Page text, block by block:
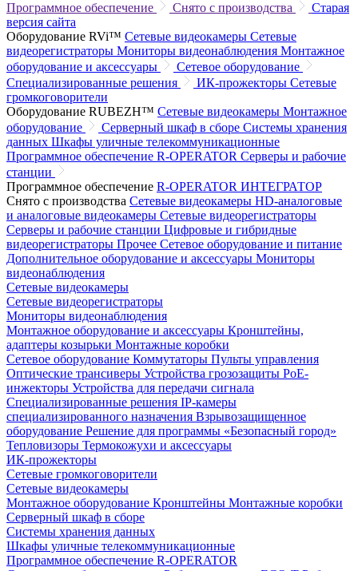
Программное обеспечение
Снято с производства
Старая
версия сайта
Оборудование RVi™ Сетевые видеокамеры Сетевые
видеорегистраторы Мониторы видеонаблюдения Монтажное
оборудование и аксессуары
Сетевое оборудование
Специализированные решения
ИК-прожекторы Сетевые
громкоговорители
Оборудование RUBEZH™ Сетевые видеокамеры Монтажное
оборудование
Серверный шкаф в сборе Системы хранения
данных Шкафы уличные телекоммуникационные
Программное обеспечение R-OPERATOR Серверы и рабочие
станции
Программное обеспечение R-OPERATOR ИНТЕГРАТОР
Снято с производства Сетевые видеокамеры HD-аналоговые
и аналоговые видеокамеры Сетевые видеорегистраторы
Серверы и рабочие станции Цифровые и гибридные
видеорегистраторы Прочее Сетевое оборудование и питание
Дополнительное оборудование и аксессуары Мониторы
видеонаблюдения
Сетевые видеокамеры
Сетевые видеорегистраторы
Мониторы видеонаблюдения
Монтажное оборудование и аксессуары Кронштейны,
адаптеры козырьки Монтажные коробки
Сетевое оборудование Коммутаторы Пульты управления
Оптические трансиверы Устройства грозозащиты PoE-
инжекторы Устройства для передачи сигнала
Специализированные решения IP-камеры
специализированного назначения Взрывозащищенное
оборудование Решение для программы «Безопасный город»
Тепловизоры Термокожухи и аксессуары
ИК-прожекторы
Сетевые громкоговорители
Сетевые видеокамеры
Монтажное оборудование Кронштейны Монтажные коробки
Серверный шкаф в сборе
Системы хранения данных
Шкафы уличные телекоммуникационные
Программное обеспечение R-OPERATOR